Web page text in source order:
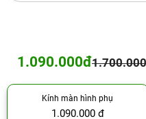
1.090.000đ
Kính màn hình phụ
1.090.000 đ